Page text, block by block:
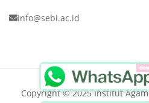
info@sebi.ac.id
Copyright © 2025 Institut